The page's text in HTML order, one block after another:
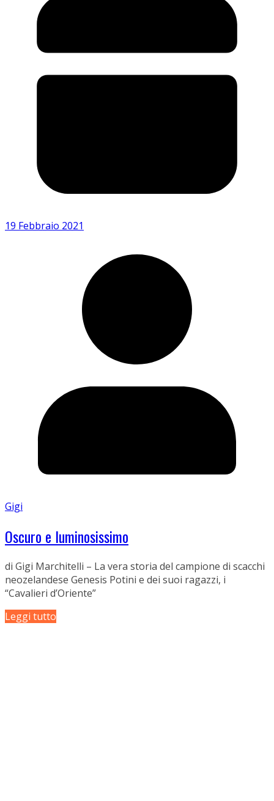
19 Febbraio 2021
Gigi
Oscuro e luminosissimo
di Gigi Marchitelli – La vera storia del campione di scacchi
neozelandese Genesis Potini e dei suoi ragazzi, i
“Cavalieri d’Oriente”
Leggi tutto